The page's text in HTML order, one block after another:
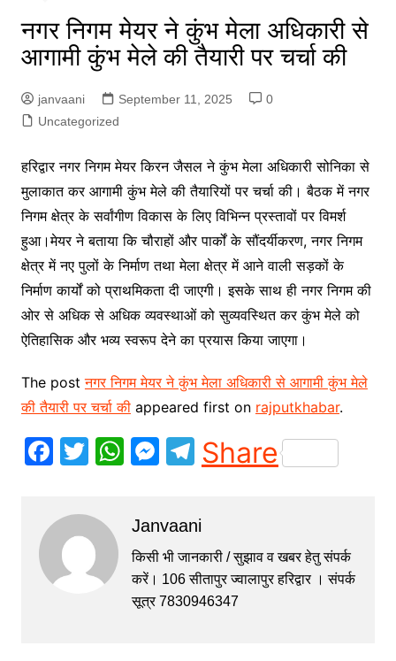
नगर निगम मेयर ने कुंभ मेला अधिकारी से
आगामी कुंभ मेले की तैयारी पर चर्चा की
janvaani September 11, 2025
0
Uncategorized
हरिद्वार नगर निगम मेयर किरन जैसल ने कुंभ मेला अधिकारी सोनिका से
मुलाकात कर आगामी कुंभ मेले की तैयारियों पर चर्चा की। बैठक में नगर
निगम क्षेत्र के सर्वांगीण विकास के लिए विभिन्न प्रस्तावों पर विमर्श
हुआ।मेयर ने बताया कि चौराहों और पार्कों के सौंदर्यीकरण, नगर निगम
क्षेत्र में नए पुलों के निर्माण तथा मेला क्षेत्र में आने वाली सड़कों के
निर्माण कार्यों को प्राथमिकता दी जाएगी। इसके साथ ही नगर निगम की
ओर से अधिक से अधिक व्यवस्थाओं को सुव्यवस्थित कर कुंभ मेले को
ऐतिहासिक और भव्य स्वरूप देने का प्रयास किया जाएगा।
The postनगर निगम मेयर ने कुंभ मेला अधिकारी से आगामी कुंभ मेले
की तैयारी पर चर्चा कीappeared first on rajputkhabar.
F
c
e
b
o
T
itt
er
W
s
A
p
p
M
s
e
n
T
el
gr
a
m
Share
Janvaani
किसी भी जानकारी / सुझाव व खबर हेतु संपर्क
करें। 106 सीतापुर ज्वालापुर हरिद्वार । संपर्क
सूत्र 7830946347